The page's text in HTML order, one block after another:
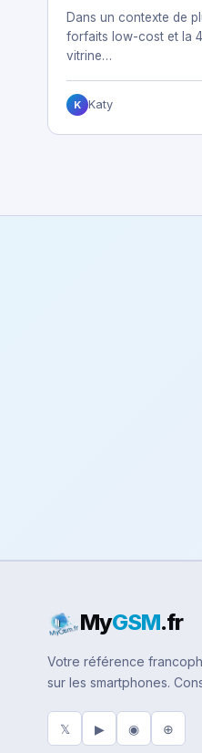
Dans un contexte de
forfaits low-cost et la
vitrine…
K Katy
MyGSM.fr
Votre référence
sur les smartphones.
𝕏 ▶ ◉ ⊕